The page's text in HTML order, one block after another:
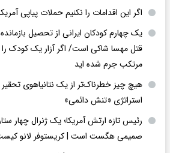
اگر این اقدامات را نکنیم حملات پیاپی
یک چهارم کودکان ایرانی از تحصیل
قتل مهسا شاکی است/ اگر آزار یک کودک را
مرتکب جرم شده اید
هیچ چیز خطرناک‌تر از یک نتانیاهوی
استراتژی «تنش دائمی»
رئیس تازه ارتش آمریکا؛ یک ژنرال چهار
صمیمی هگست است | کریستوفر لانو